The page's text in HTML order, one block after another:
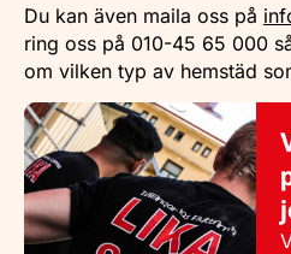
Du kan även maila oss på
ring oss på 010-45 65 000
om vilken typ av hemstäd